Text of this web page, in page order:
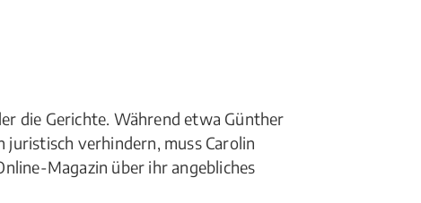
die Gerichte. Während etwa Günther
verhindern, muss Carolin
Magazin über ihr angebliches